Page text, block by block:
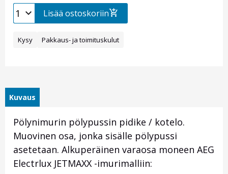
Lisää ostoskoriin
Kysy Pakkaus- ja toimituskulut
Kuvaus
Pölynimurin pölypussin pidike / kotelo.
Muovinen osa, jonka sisälle pölypussi
asetetaan. Alkuperäinen varaosa moneen AEG
Electrlux JETMAXX -imurimalliin: